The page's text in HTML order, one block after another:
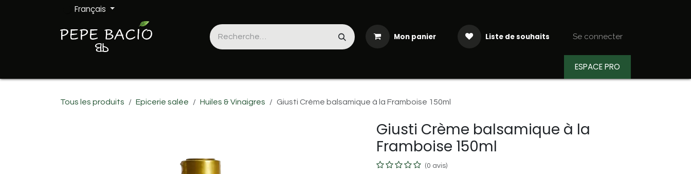
Se rendre au contenuFrançais
Mon panier Liste de souhaits Se connecter
RecettesESPACE PRO
Tous les produits Epicerie salée Huiles & Vinaigres Giusti Crème balsamique à la Framboise 150ml
Giusti Crème balsamique à la
Framboise 150ml
(0 avis)